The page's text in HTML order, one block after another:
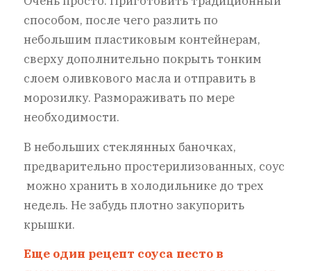
способом, после чего разлить по
небольшим пластиковым контейнерам,
сверху дополнительно покрыть тонким
слоем оливкового масла и отправить в
морозилку. Размораживать по мере
необходимости.
В небольших стеклянных баночках,
предварительно простерилизованных, соус
можно хранить в холодильнике до трех
недель. Не забудь плотно закупорить
крышки.
Еще один рецепт соуса песто в